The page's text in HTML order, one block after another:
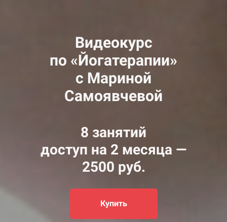
Видеокурс
по «Йогатерапии»
с Мариной
Самоявчевой
8 занятий
доступ на 2 месяца —
2500 руб.
Купить